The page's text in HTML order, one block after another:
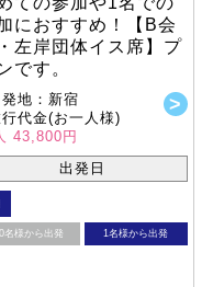
におすすめ！【B会
左岸団体イス席】プ
です。
地：新宿
代金(お一人様)
43,800円
出発日
名様から出発 1名様から出発